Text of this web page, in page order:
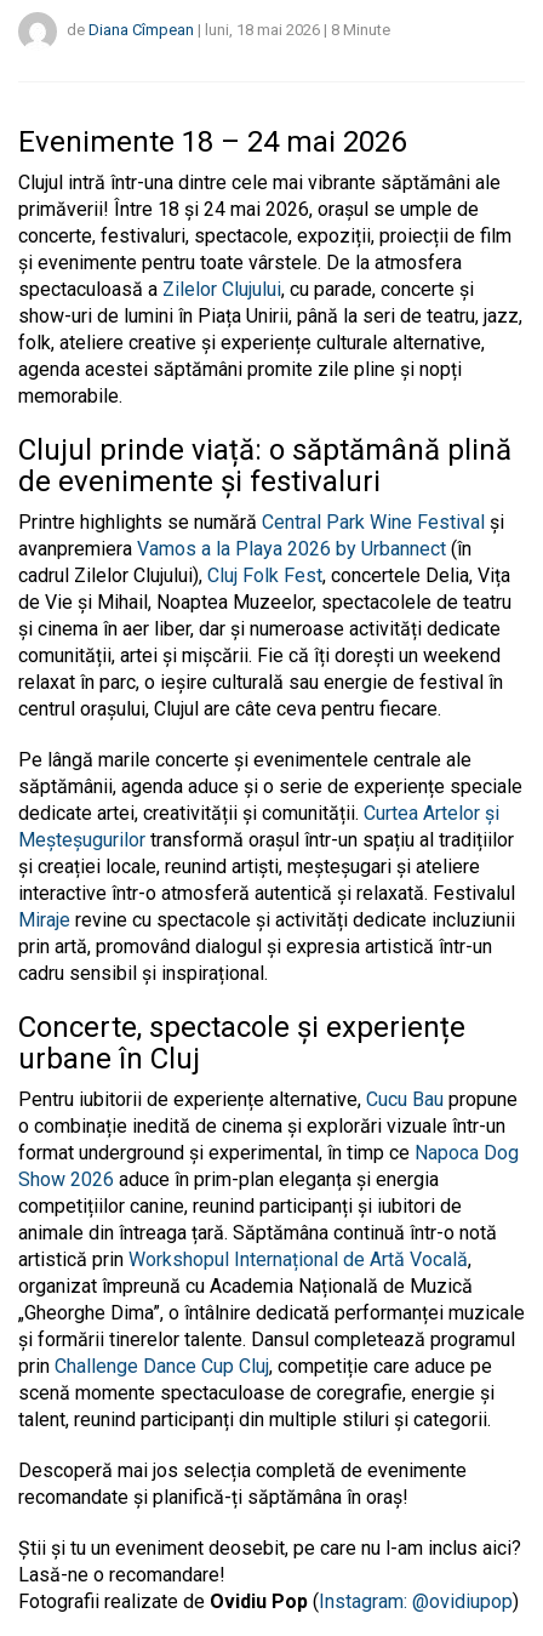
de Diana Cîmpean | luni, 18 mai 2026 | 8 Minute
Evenimente 18 – 24 mai 2026
Clujul intră într-una dintre cele mai vibrante săptămâni ale
primăverii! Între 18 și 24 mai 2026, orașul se umple de
concerte, festivaluri, spectacole, expoziții, proiecții de film
și evenimente pentru toate vârstele. De la atmosfera
spectaculoasă a Zilelor Clujului, cu parade, concerte și
show-uri de lumini în Piața Unirii, până la seri de teatru, jazz,
folk, ateliere creative și experiențe culturale alternative,
agenda acestei săptămâni promite zile pline și nopți
memorabile.
Clujul prinde viață: o săptămână plină
de evenimente și festivaluri
Printre highlights se numără Central Park Wine Festival și
avanpremiera Vamos a la Playa 2026 by Urbannect (în
cadrul Zilelor Clujului), Cluj Folk Fest, concertele Delia, Vița
de Vie și Mihail, Noaptea Muzeelor, spectacolele de teatru
și cinema în aer liber, dar și numeroase activități dedicate
comunității, artei și mișcării. Fie că îți dorești un weekend
relaxat în parc, o ieșire culturală sau energie de festival în
centrul orașului, Clujul are câte ceva pentru fiecare.
Pe lângă marile concerte și evenimentele centrale ale
săptămânii, agenda aduce și o serie de experiențe speciale
dedicate artei, creativității și comunității. Curtea Artelor și
Meșteșugurilor transformă orașul într-un spațiu al tradițiilor
și creației locale, reunind artiști, meșteșugari și ateliere
interactive într-o atmosferă autentică și relaxată. Festivalul
Miraje revine cu spectacole și activități dedicate incluziunii
prin artă, promovând dialogul și expresia artistică într-un
cadru sensibil și inspirațional.
Concerte, spectacole și experiențe
urbane în Cluj
Pentru iubitorii de experiențe alternative, Cucu Bau propune
o combinație inedită de cinema și explorări vizuale într-un
format underground și experimental, în timp ce Napoca Dog
Show 2026 aduce în prim-plan eleganța și energia
competițiilor canine, reunind participanți și iubitori de
animale din întreaga țară. Săptămâna continuă într-o notă
artistică prin Workshopul Internațional de Artă Vocală,
organizat împreună cu Academia Națională de Muzică
„Gheorghe Dima”, o întâlnire dedicată performanței muzicale
și formării tinerelor talente. Dansul completează programul
prin Challenge Dance Cup Cluj, competiție care aduce pe
scenă momente spectaculoase de coregrafie, energie și
talent, reunind participanți din multiple stiluri și categorii.
Descoperă mai jos selecția completă de evenimente
recomandate și planifică-ți săptămâna în oraș!
Știi și tu un eveniment deosebit, pe care nu l-am inclus aici?
Lasă-ne o recomandare!
Fotografii realizate de Ovidiu Pop (Instagram: @ovidiupop)